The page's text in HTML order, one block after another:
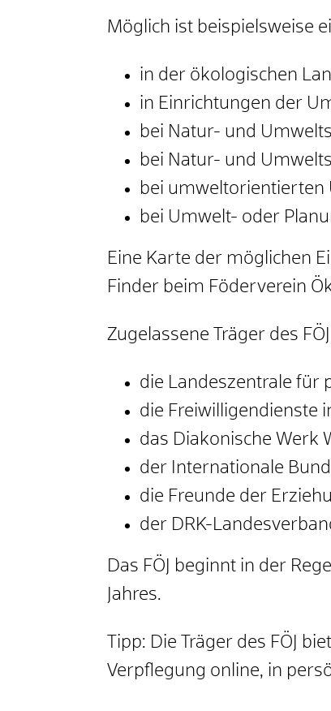
Möglich ist beispielsweise
in der ökologischen
in Einrichtungen der
bei Natur- und
bei Natur- und
bei umweltorientierten
bei Umwelt- oder
Eine Karte der möglichen
Finder beim Föderverein
Zugelassene Träger des
d ie Landeszentrale für
die Freiwilligendienste
das Diakonische Werk
der Internationale
die Freunde der
der DRK-
Das FÖJ beginnt in der
Jahres.
Tipp: Die Träger des FÖJ
Verpflegung online, in